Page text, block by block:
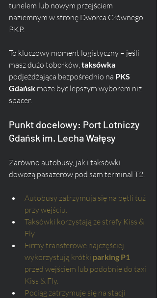
tunelem lub nowym przejściem
naziemnym w stronę Dworca Głównego
PKP.
To kluczowy moment logistyczny – jeśli
masz dużo tobołków, taksówka
podjeżdżająca bezpośrednio na PKS
Gdańsk może być lepszym wyborem niż
spacer.
Punkt docelowy: Port Lotniczy
Gdańsk im. Lecha Wałęsy
Zarówno autobusy, jak i taksówki
dowożą pasażerów pod sam terminal T2.
Autobusy zatrzymują się na pętli tuż
przy wejściu.
Taksówki korzystają ze strefy Kiss &
Fly
Firmy transferowe najczęściej
wykorzystują krótki parking P1
przed wejściem lub podobnie do taxi
Kiss & Fly.
Pociąg zatrzymuje się na stacji